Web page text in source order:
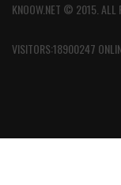
KNOOW.NET © 2015. ALL
VISITORS:18900247